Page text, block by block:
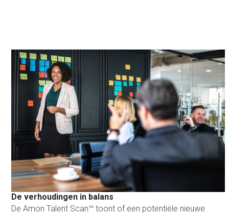
De verhoudingen in balans
De Amon Talent Scan™ toont of een potentiële nieuwe